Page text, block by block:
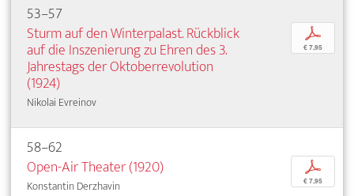
53–57
Sturm auf den Winterpalast. Rückblick
auf die Inszenierung zu Ehren des 3.
Jahrestags der Oktoberrevolution
(1924)
Nikolai Evreinov
p
€ 7,95
58–62
Open-Air Theater (1920)
Konstantin Derzhavin
p
€ 7,95